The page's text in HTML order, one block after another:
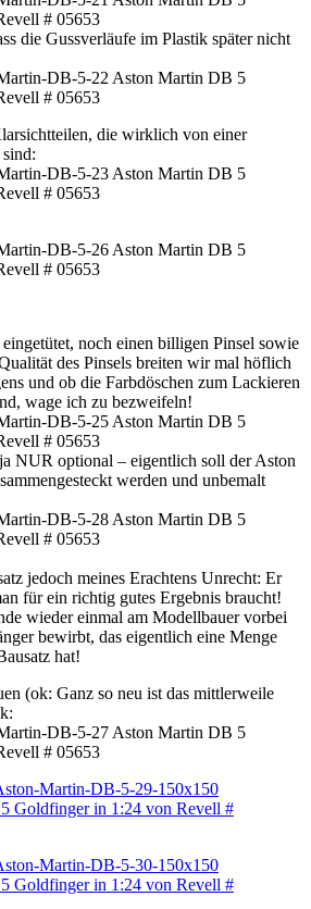
die Gussverläufe im Plastik später nicht
die wirklich von einer
noch einen billigen Pinsel sowie
des Pinsels breiten wir mal höflich
und ob die Farbdöschen zum Lackieren
wage ich zu bezweifeln!
NUR optional – eigentlich soll der Aston
werden und unbemalt
jedoch meines Erachtens Unrecht: Er
für ein richtig gutes Ergebnis braucht!
wieder einmal am Modellbauer vorbei
bewirbt, das eigentlich eine Menge
hat!
(ok: Ganz so neu ist das mittlerweile